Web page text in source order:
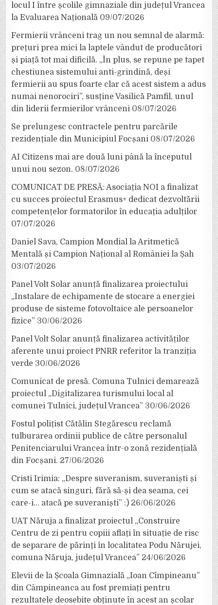
locul I între școlile gimnaziale din județul Vrancea
la Evaluarea Națională 09/07/2026
Fermierii vrânceni trag un nou semnal de alarmă:
prețuri prea mici la laptele vândut de producători
și piață tot mai dificilă. „În plus, se repune pe tapet
chestiunea sistemului anti-grindină, deși
fermierii au spus foarte clar că acest sistem a adus
numai nenorociri”, susține Vasilică Pamfil, unul
din liderii fermierilor vrânceni 08/07/2026
Se prelungesc contractele pentru parcările
rezidențiale din Municipiul Focșani 08/07/2026
AI Citizens mai are două luni până la începutul
unui nou sezon. 08/07/2026
COMUNICAT DE PRESĂ: Asociația NOI a finalizat
cu succes proiectul Erasmus+ dedicat dezvoltării
competențelor formatorilor în educația adulților
07/07/2026
Daniel Sava, Campion Mondial la Aritmetică
Mentală și Campion Național al României la Șah
03/07/2026
Panel Volt Solar anunță finalizarea proiectului
„Instalare de echipamente de stocare a energiei
produse de sisteme fotovoltaice ale persoanelor
fizice” 30/06/2026
Panel Volt Solar anunță finalizarea activităților
aferente unui proiect PNRR referitor la tranziția
verde 30/06/2026
Comunicat de presă. Comuna Tulnici demarează
proiectul „Digitalizarea turismului local al
comunei Tulnici, județul Vrancea” 30/06/2026
Fostul polițist Cătălin Stegărescu reclamă
tulburarea ordinii publice de către personalul
Penitenciarului Vrancea într-o zonă rezidențială
din Focșani. 27/06/2026
Cristi Irimia: „Despre suveranism, suveraniști și
cum se atacă singuri, fără să-și dea seama, cei
care-i… atacă pe suveraniști” :) 26/06/2026
UAT Năruja a finalizat proiectul „Construire
Centru de zi pentru copiii aflați în situație de risc
de separare de părinți în localitatea Podu Nărujei,
comuna Năruja, județul Vrancea” 24/06/2026
Elevii de la Școala Gimnazială „Ioan Cîmpineanu”
din Câmpineanca au fost premiați pentru
rezultatele deosebite obținute în acest an școlar